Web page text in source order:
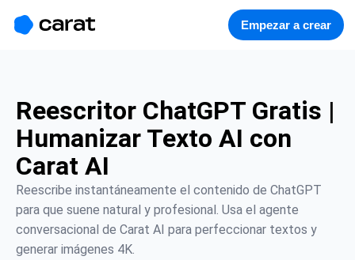
Empezar a crear
Reescritor ChatGPT Gratis |
Humanizar Texto AI con
Carat AI
Reescribe instantáneamente el contenido de ChatGPT
para que suene natural y profesional. Usa el agente
conversacional de Carat AI para perfeccionar textos y
generar imágenes 4K.